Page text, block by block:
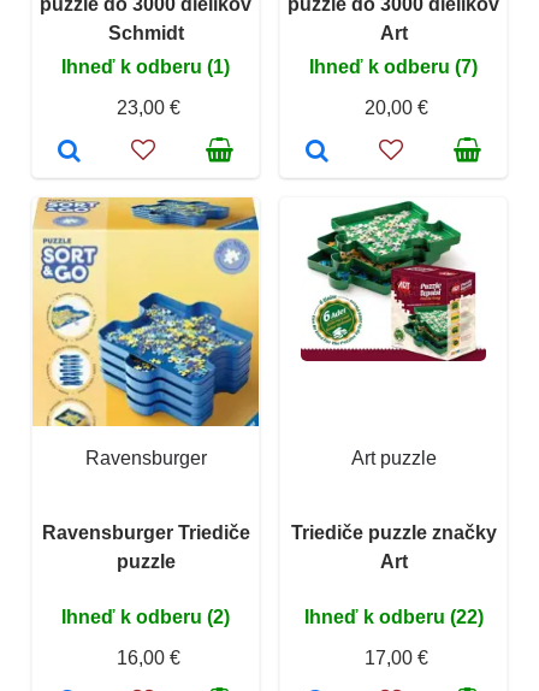
Schmidt
Ihneď k odberu (1)
23,00 €
Art
Ihneď k odberu (7)
20,00 €
Ravensburger
Ravensburger Triediče
puzzle
Ihneď k odberu (2)
16,00 €
Art puzzle
Triediče puzzle značky
Art
Ihneď k odberu (22)
17,00 €